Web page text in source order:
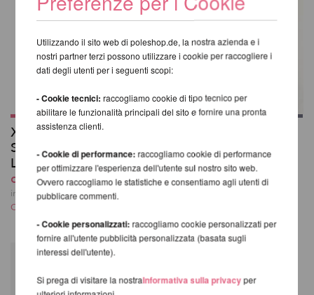
X-Pole Pro XPert
Spinning Pole con X-
Lock
da 409,06 EUR
incl. 22 % UST escl.
Costi di spedizione
Poledancerka ©
43,06 EUR
incl. 22 % UST escl.
Costi di spedizione
Utilizzando il sito web di poleshop.de, la nostra azienda e i
nostri partner terzi possono utilizzare i cookie per raccogliere i
dati degli utenti per i seguenti scopi:
- Cookie tecnici: raccogliamo cookie di tipo tecnico per
abilitare le funzionalità principali del sito e fornire una pronta
assistenza clienti.
- Cookie di performance: raccogliamo cookie di performance
per ottimizzare l'esperienza dell'utente sul nostro sito web.
Ovvero raccogliamo le statistiche e consentiamo agli utenti di
pubblicare commenti.
- Cookie personalizzati: raccogliamo cookie personalizzati per
fornire all'utente pubblicità personalizzata (basata sugli
interessi dell'utente).
Si prega di visitare la nostraInformativa sulla privacyper